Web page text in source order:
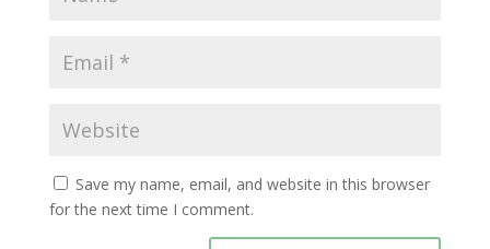
Save my name, email, and website in this browser
for the next time I comment.